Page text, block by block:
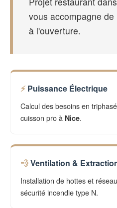
vous accompagne
à l'ouverture.
Puissance Électrique
Calcul des besoins en
cuisson pro à Nice.
Ventilation &
Installation de hottes et
sécurité incendie type N.